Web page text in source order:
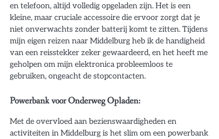
en telefoon, altijd volledig opgeladen zijn. Het is een
kleine, maar cruciale accessoire die ervoor zorgt dat je
niet onverwachts zonder batterij komt te zitten. Tijdens
mijn eigen reizen naar Middelburg heb ik de handigheid
van een reisstekker zeker gewaardeerd, en het heeft me
geholpen om mijn elektronica probleemloos te
gebruiken, ongeacht de stopcontacten.
Powerbank voor Onderweg Opladen:
Met de overvloed aan bezienswaardigheden en
activiteiten in Middelburg is het slim om een powerbank